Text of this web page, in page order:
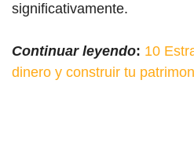
significativamente.
Continuar leyendo: 10
dinero y construir tu